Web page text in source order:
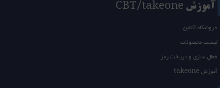
آموزش CBT/takeone
فروشگاه آنلاین
لیست محصولات
فعال سازی و دریافت رمز
آموزش takeone